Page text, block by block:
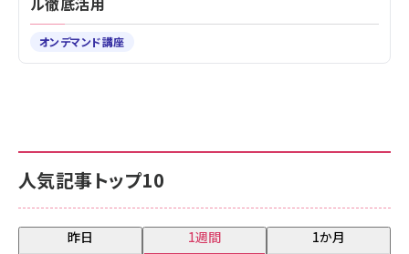
人気記事トップ10
昨日 1週間 1か月
オンデマンド講座